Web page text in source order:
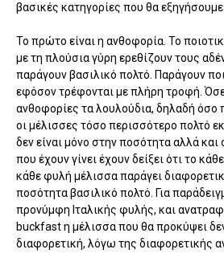
βασικές κατηγορίες που θα
Το πρώτο είναι η ανθοφορία. Το
με τη πλούσια γύρη ερεθίζουν τους
παράγουν βασιλικό πολτό. Παράγουν
εφόσον τρέφονται με πλήρη τροφή.
ανθοφορίες τα λουλούδια, δηλαδή όσο
οι μέλισσες τόσο περισσότερο πολτό
δεν είναι μόνο στην ποσότητα αλλά και
που έχουν γίνει έχουν δείξει ότι το
κάθε φυλή μέλισσα παράγει
ποσότητα βασιλικό πολτό. Για
προνύμφη Ιταλικής φυλής, και
buckfast η μέλισσα που θα προκύψει
διαφορετική, λόγω της διαφορετικής